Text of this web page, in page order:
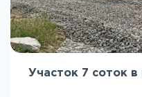
Участок 7 соток